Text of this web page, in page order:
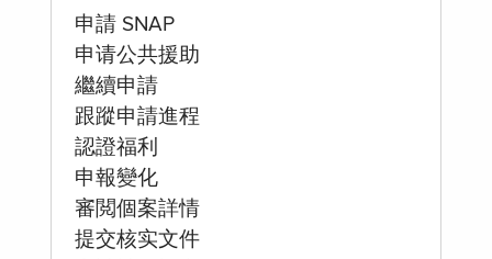
申請 SNAP
申请公共援助
繼續申請
跟蹤申請進程
認證福利
申報變化
審閲個案詳情
提交核实文件